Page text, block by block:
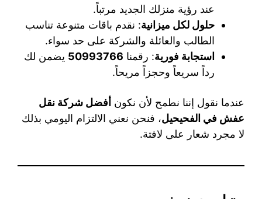
عند رؤية منزلك الجديد مرتباً.
حلول لكل ميزانية: نقدم باقات متنوعة تناسب
الطالب والعائلة والشركة على حد سواء.
استجابة فورية: رقمنا 50993766 يضمن لك
رداً سريعاً وحجزاً مريحاً.
عندما نقول إننا نطمح لأن نكون أفضل شركة نقل
عفش في الفحيحيل، فنحن نعني الالتزام اليومي بذلك
لا مجرد شعار على لافتة.